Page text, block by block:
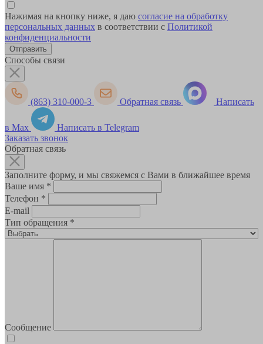
Нажимая на кнопку ниже, я даю согласие на обработку
персональных данных в соответствии с Политикой
конфиденциальности
Способы связи
(863) 310-000-3 Обратная связь Написать
в Max
Написать в Telegram
Заказать звонок
Обратная связь
Заполните форму, и мы свяжемся с Вами в ближайшее время
Ваше имя *
Телефон *
E-mail
Тип обращения *
Сообщение